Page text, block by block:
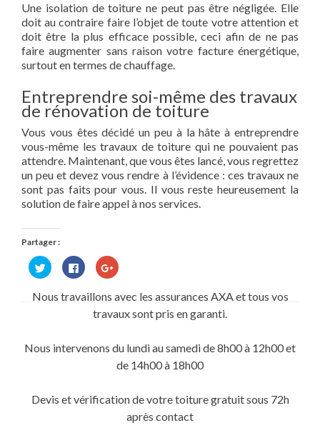
Une isolation de toiture ne peut pas être négligée. Elle
doit au contraire faire l’objet de toute votre attention et
doit être la plus efficace possible, ceci afin de ne pas
faire augmenter sans raison votre facture énergétique,
surtout en termes de chauffage.
Entreprendre soi-même des travaux
de rénovation de toiture
Vous vous êtes décidé un peu à la hâte à entreprendre
vous-même les travaux de toiture qui ne pouvaient pas
attendre. Maintenant, que vous êtes lancé, vous regrettez
un peu et devez vous rendre à l’évidence : ces travaux ne
sont pas faits pour vous. Il vous reste heureusement la
solution de faire appel à nos services.
Partager :
Cliquez
pour
partager
Twitter(ouvre
Cliquez
pour
partager
sur
Facebook(ouvre
dans
une
Cliquez
pour
Google+
dans
fenêtre)
Nous travaillons avec les assurances AXA et tous vos
travaux sont pris en garanti.
Nous intervenons du lundi au samedi de 8h00 à 12h00 et
de 14h00 à 18h00
Devis et vérification de votre toiture gratuit sous 72h
après contact